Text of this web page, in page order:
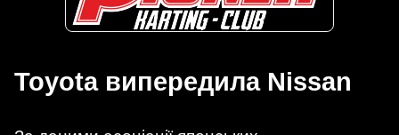
Toyota випередила Nissan